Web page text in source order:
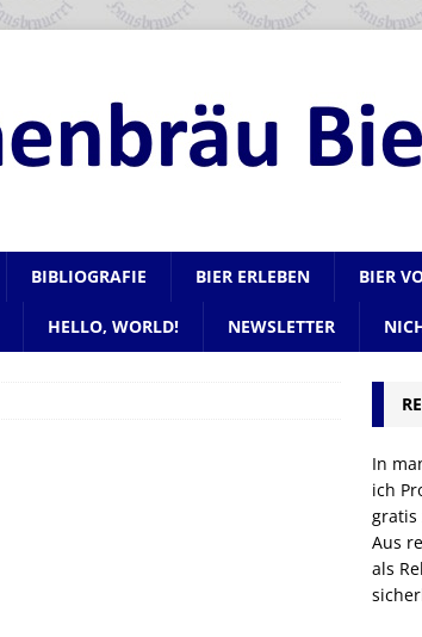
BIBLIOGRAFIE BIER ERLEBEN BIER
HELLO, WORLD! NEWSLETTER
In
ich
gratis
Aus
als